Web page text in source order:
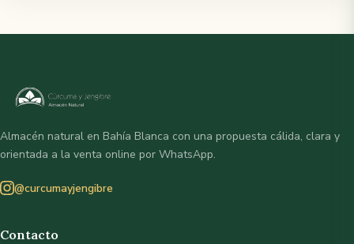
Almacén natural en Bahía Blanca con una propuesta cálida, clara y
orientada a la venta online por WhatsApp.
@curcumayjengibre
Contacto